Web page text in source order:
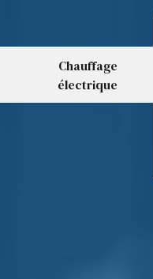
Chauffage
électrique